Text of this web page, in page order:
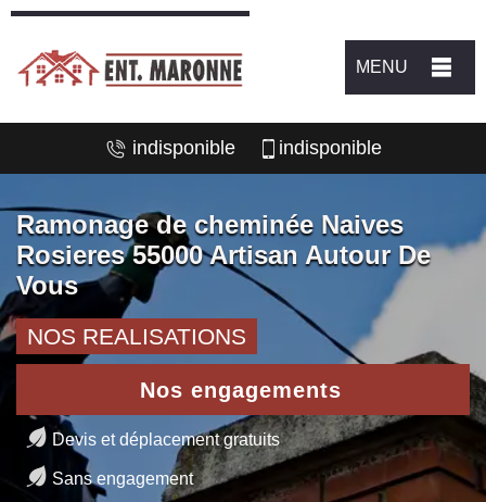
MENU
indisponible indisponible
Ramonage de cheminée Naives
Rosieres 55000 Artisan Autour De
Vous
NOS REALISATIONS
Nos engagements
Devis et déplacement gratuits
Sans engagement